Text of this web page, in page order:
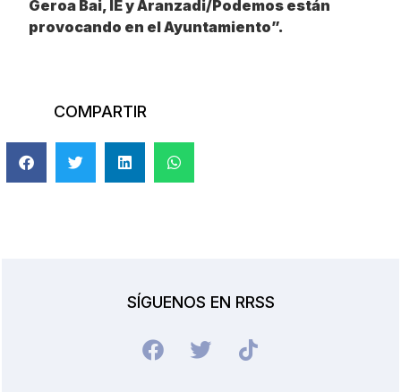
Geroa Bai, IE y Aranzadi/Podemos están
provocando en el Ayuntamiento”.
COMPARTIR
SÍGUENOS EN RRSS